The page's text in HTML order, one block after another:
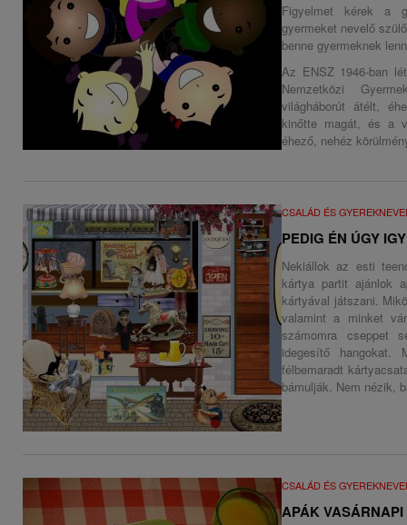
Figyelmet kérek a
gyermeket nevelő
benne gyermeknek
Az ENSZ 1946-ban
Nemzetközi
világháborút átélt,
kinőtte magát, és a
éhező, nehéz
CSALÁD ÉS
PEDIG ÉN ÚGY
Nekiállok az esti
kártya partit ajánlok
kártyával játszani.
valamint a minket
számomra cseppet
idegesítő
félbemaradt
bámulják. Nem nézik,
CSALÁD ÉS
APÁK